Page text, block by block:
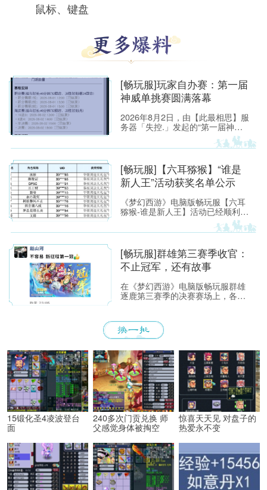
鼠标、键盘
[畅玩服]玩家自办赛：第一届
神威单挑赛圆满落幕
2026年8月2日，由【此最相思】服
务器「失控.」发起的“第一届神威
[畅玩服]【六耳猕猴】“谁是
新人王”活动获奖名单公示
《梦幻西游》电脑版畅玩服【六耳
猕猴-谁是新人王】活动已经顺利落
下帷幕，恭喜以下玩家获得[ROG
玩家国度]周边奖励！ （活动详情
[畅玩服]群雄第三赛季收官：
不止冠军，还有故事
在《梦幻西游》电脑版畅玩服群雄
逐鹿第三赛季的决赛赛场上，各位
面，就带各位少侠了解一下吧！
15锻化圣4凌波登台
面
240多次门贡兑换 师
父感觉身体被掏空
惊喜天天见 对盘子的
热爱永不变